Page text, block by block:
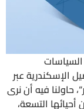
الإسكندرية عبر
حاولنا فيه أن نرى
التسعة،